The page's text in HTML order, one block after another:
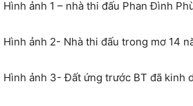
Hình ảnh 1 – nhà thi đấu Phan Đình
Hình ảnh 2- Nhà thi đấu trong mơ 14
Hình ảnh 3- Đất ứng trước BT đã kinh